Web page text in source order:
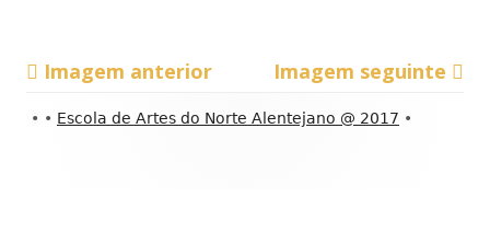
Imagem anterior Imagem seguinte
Conteúdo
• • Escola de Artes do Norte Alentejano @ 2017 •